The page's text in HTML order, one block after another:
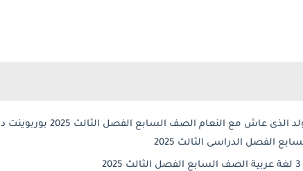
الملف التفاعلي لفصول رواية الولد الذى عاش